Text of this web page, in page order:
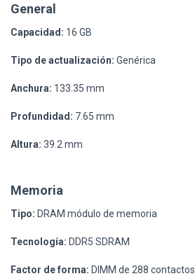
General
Capacidad: 16 GB
Tipo de actualización: Genérica
Anchura: 133.35 mm
Profundidad: 7.65 mm
Altura: 39.2 mm
Memoria
Tipo: DRAM módulo de memoria
Tecnología: DDR5 SDRAM
Factor de forma: DIMM de 288 contactos